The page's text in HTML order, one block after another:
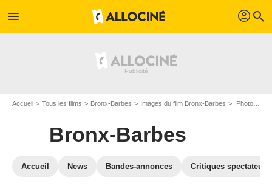
menu profil search
Accueil Tous les films Bronx-Barbes Images du film Bronx-Barbes Photo du film Bronx-Barbes - Photo 2
Bronx-Barbes
Accueil News Bandes-annonces Critiques spectateurs